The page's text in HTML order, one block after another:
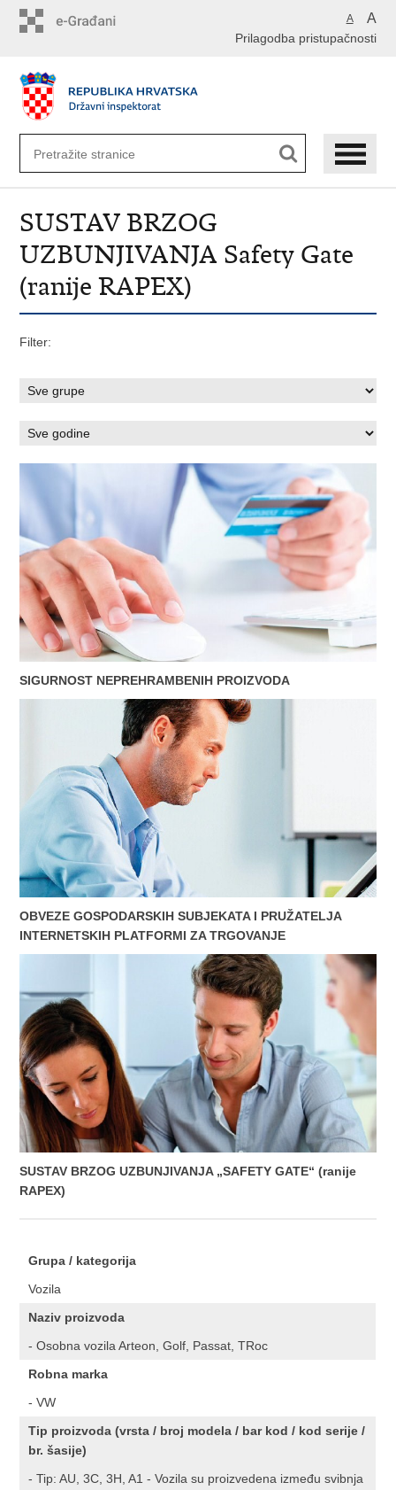
A A
Prilagodba pristupačnosti
SUSTAV BRZOG
UZBUNJIVANJA Safety Gate
(ranije RAPEX)
Filter:
SIGURNOST NEPREHRAMBENIH PROIZVODA
OBVEZE GOSPODARSKIH SUBJEKATA I PRUŽATELJA
INTERNETSKIH PLATFORMI ZA TRGOVANJE
SUSTAV BRZOG UZBUNJIVANJA „SAFETY GATE“ (ranije
RAPEX)
Grupa / kategorija
Vozila
Naziv proizvoda
- Osobna vozila Arteon, Golf, Passat, TRoc
Robna marka
- VW
Tip proizvoda (vrsta / broj modela / bar kod / kod serije /
br. šasije)
- Tip: AU, 3C, 3H, A1 - Vozila su proizvedena između svibnja